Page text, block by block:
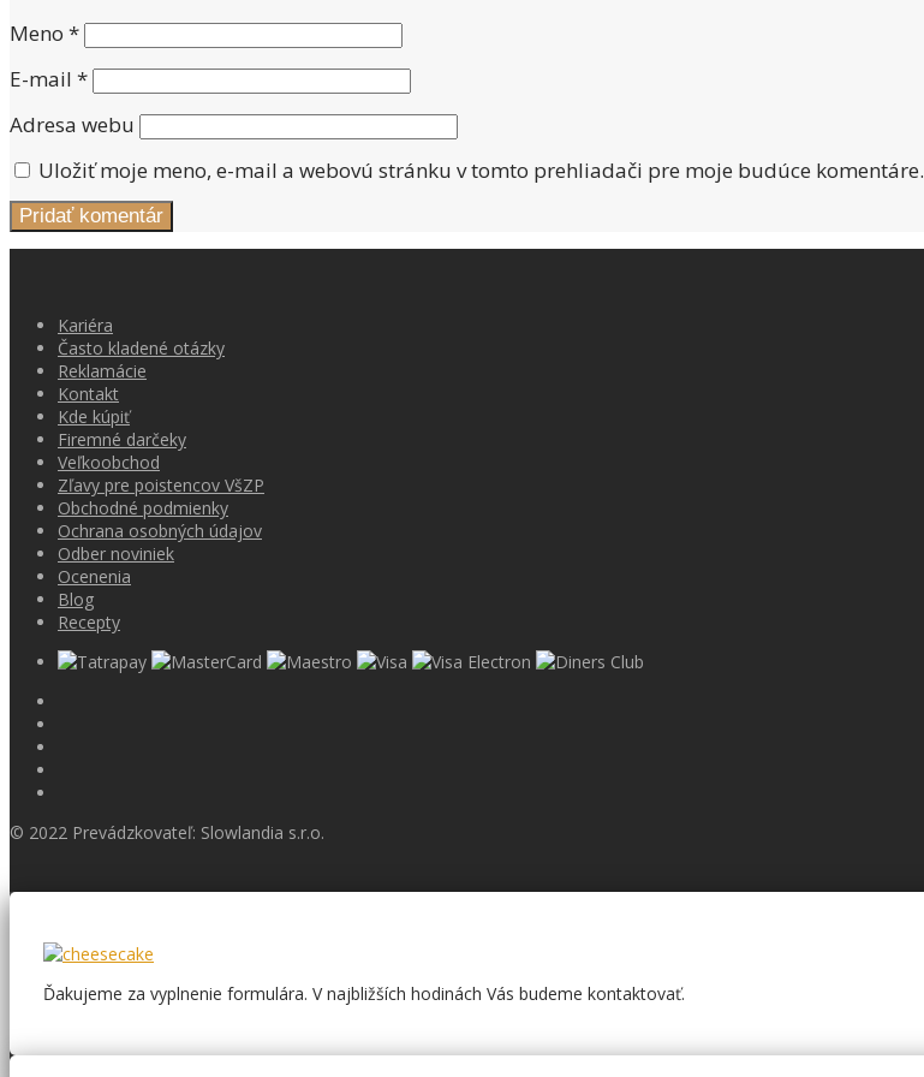
Meno *
E-mail *
Adresa webu
Uložiť moje meno, e-mail a webovú stránku v tomto prehliadači pre moje budúce komentáre.
Kariéra
Často kladené otázky
Reklamácie
Kontakt
Kde kúpiť
Firemné darčeky
Veľkoobchod
Zľavy pre poistencov VšZP
Obchodné podmienky
Ochrana osobných údajov
Odber noviniek
Ocenenia
Blog
Recepty
© 2022 Prevádzkovateľ: Slowlandia s.r.o.
Ďakujeme za vyplnenie formulára. V najbližších hodinách Vás budeme kontaktovať.